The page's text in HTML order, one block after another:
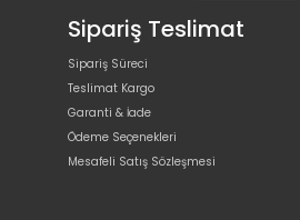
Sipariş Teslimat
Sipariş Süreci
Teslimat Kargo
Garanti & İade
Ödeme Seçenekleri
Mesafeli Satış Sözleşmesi